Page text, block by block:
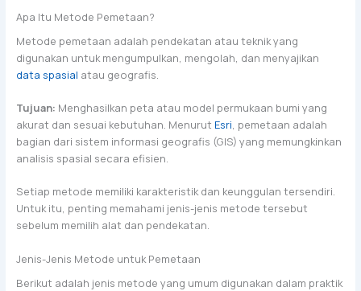
Apa Itu Metode Pemetaan?
Metode pemetaan adalah pendekatan atau teknik yang
digunakan untuk mengumpulkan, mengolah, dan menyajikan
data spasial atau geografis.
Tujuan: Menghasilkan peta atau model permukaan bumi yang
akurat dan sesuai kebutuhan. Menurut Esri, pemetaan adalah
bagian dari sistem informasi geografis (GIS) yang memungkinkan
analisis spasial secara efisien.
Setiap metode memiliki karakteristik dan keunggulan tersendiri.
Untuk itu, penting memahami jenis-jenis metode tersebut
sebelum memilih alat dan pendekatan.
Jenis-Jenis Metode untuk Pemetaan
Berikut adalah jenis metode yang umum digunakan dalam praktik